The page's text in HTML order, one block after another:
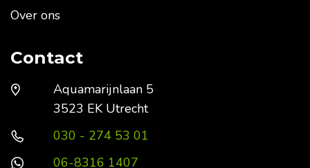
Over ons
Contact
Aquamarijnlaan 5
3523 EK Utrecht
030 - 274 53 01
06-8316 1407